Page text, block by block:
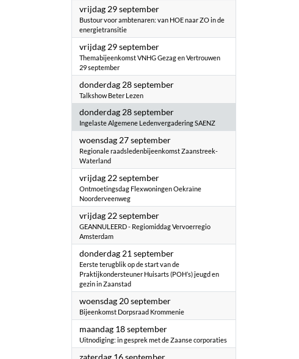
vrijdag 29 september2023
Bustour voor ambtenaren: van HOE naar ZO in de
energietransitie
vrijdag 29 september2023
Themabijeenkomst VNHG Gezag en Vertrouwen
29 september
donderdag 28 september2023
Talkshow Beter Lezen
donderdag 28 september2023
Ingelaste Algemene Ledenvergadering SAENZ
woensdag 27 september2023
Regionale raadsledenbijeenkomst Zaanstreek-
Waterland
vrijdag 22 september2023
Ontmoetingsdag Flexwoningen Oekraïne
Noorderveenweg
vrijdag 22 september2023
GEANNULEERD - Regiomiddag Vervoerregio
Amsterdam
donderdag 21 september2023
Eerste terugblik op de start van de
Praktijkondersteuner Huisarts (POH’s) jeugd en
gezin in Zaanstad
woensdag 20 september2023
Bijeenkomst Dorpsraad Krommenie
maandag 18 september2023
Uitnodiging: in gesprek met de Zaanse corporaties
zaterdag 16 september2023